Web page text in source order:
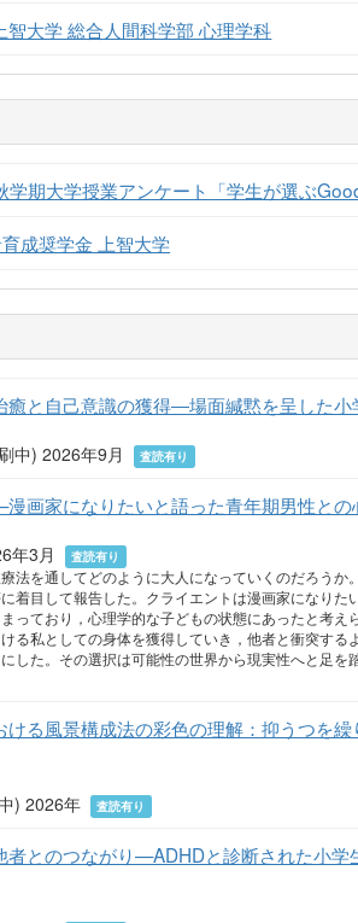
智大学 総合人間科学部 心理学科
学期大学授業アンケート「学生が選ぶ
成奨学金 上智大学
癒と自己意識の獲得―場面緘黙を呈した
中) 2026年9月
査読有り
画家になりたいと語った青年期男性との
年3月
査読有り
法を通してどのように大人になっていくのだろう
着目して報告した。クライエントは漫画家になり
っており，心理学的な子どもの状態にあったと考え
る私としての身体を獲得していき，他者と衝突する
した。その選択は可能性の世界から現実性へと足を
る風景構成法の彩色の理解：抑うつを
) 2026年
査読有り
とのつながり—ADHDと診断された小学